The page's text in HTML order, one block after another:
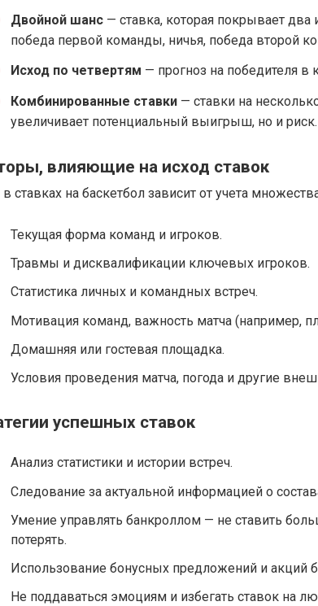
Двойной шанс — ставка, которая покрывает
победа первой команды, ничья, победа второй
Исход по четвертям — прогноз на победителя в
Комбинированные ставки — ставки на
увеличивает потенциальный выигрыш, но и риск.
влияющие на исход ставок
в ставках на баскетбол зависит от учета
Текущая форма команд и игроков.
Травмы и дисквалификации ключевых игроков.
Статистика личных и командных встреч.
Мотивация команд, важность матча (например,
Домашняя или гостевая площадка.
Условия проведения матча, погода и другие
успешных ставок
Анализ статистики и истории встреч.
Следование за актуальной информацией о
Умение управлять банкроллом — не ставить
потерять.
Использование бонусных предложений и акций
Не поддаваться эмоциям и избегать ставок на